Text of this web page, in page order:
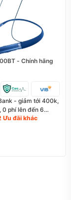
- Chính hãng
- giảm tới 400k,
0 phí lên đến 6
Ưu đãi khác